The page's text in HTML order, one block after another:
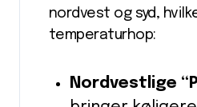
nordvest og syd,
temperaturhop:
Nordvestlige